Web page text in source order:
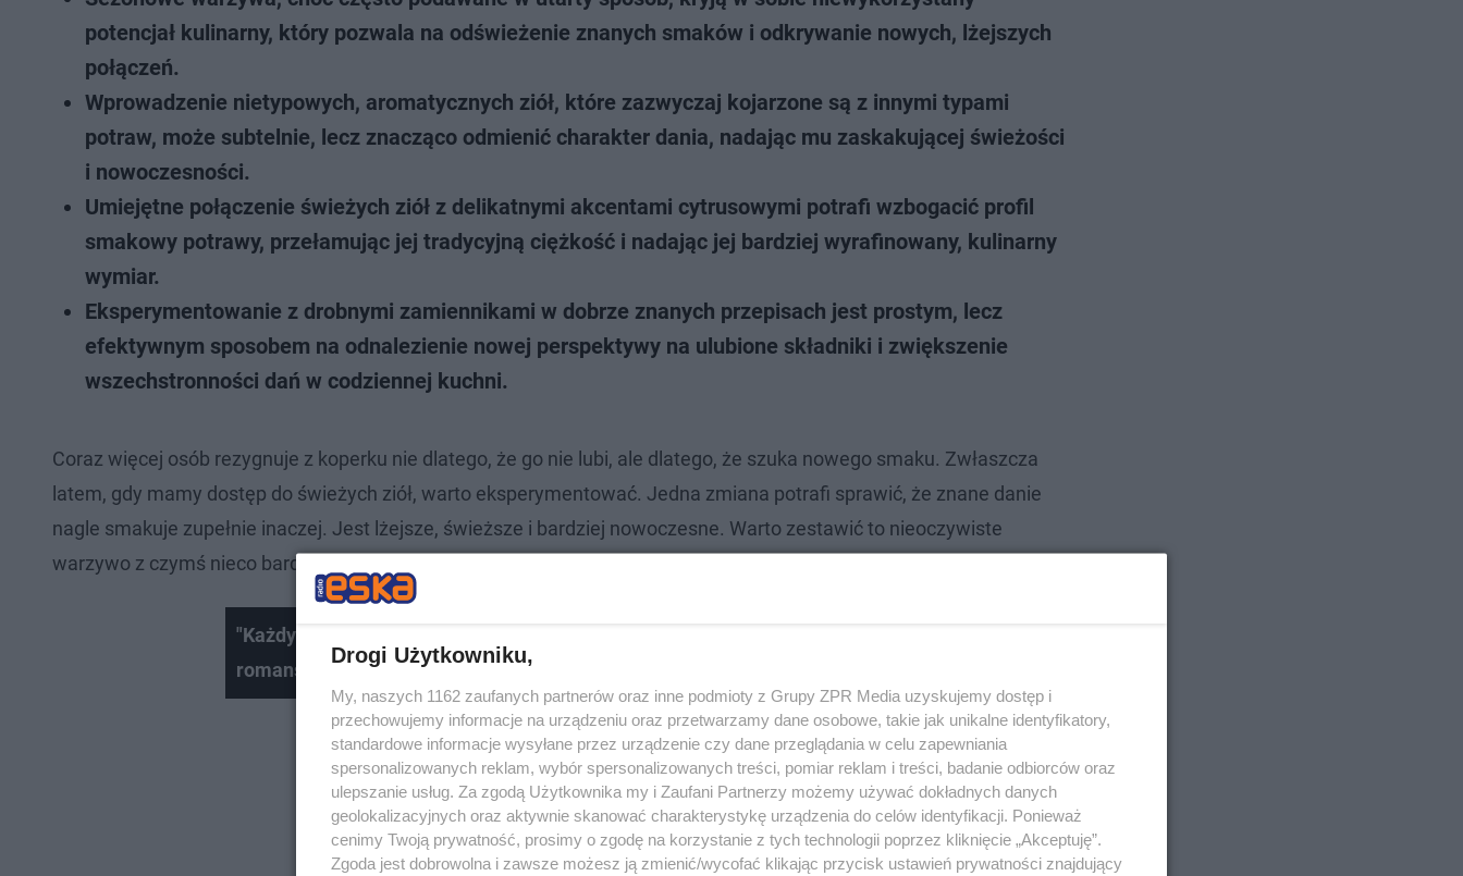
potencjał kulinarny, który pozwala na odświeżenie znanych smaków i odkrywanie nowych, lżejszych
połączeń.
Wprowadzenie nietypowych, aromatycznych ziół, które zazwyczaj kojarzone są z innymi typami
potraw, może subtelnie, lecz znacząco odmienić charakter dania, nadając mu zaskakującej świeżości
i nowoczesności.
Umiejętne połączenie świeżych ziół z delikatnymi akcentami cytrusowymi potrafi wzbogacić profil
smakowy potrawy, przełamując jej tradycyjną ciężkość i nadając jej bardziej wyrafinowany, kulinarny
wymiar.
Eksperymentowanie z drobnymi zamiennikami w dobrze znanych przepisach jest prostym, lecz
efektywnym sposobem na odnalezienie nowej perspektywy na ulubione składniki i zwiększenie
wszechstronności dań w codziennej kuchni.
Coraz więcej osób rezygnuje z koperku nie dlatego, że go nie lubi, ale dlatego, że szuka nowego smaku. Zwłaszcza
latem, gdy mamy dostęp do świeżych ziół, warto eksperymentować. Jedna zmiana potrafi sprawić, że znane danie
nagle smakuje zupełnie inaczej. Jest lżejsze, świeższe i bardziej nowoczesne. Warto zestawić to nieoczywiste
warzywo z czymś nieco bardziej oryginalnym. Gwarantujemy - smak zostanie zapamiętany na długo.
"Każdy kolejny rok". Twórczynie o POLSKICH PIEROGACH i 2. sezonie
romansu Prime Video | Wywiad ESKA
Drogi Użytkowniku,
My, naszych 1162 zaufanych partnerów oraz inne podmioty z Grupy ZPR Media uzyskujemy dostęp i
przechowujemy informacje na urządzeniu oraz przetwarzamy dane osobowe, takie jak unikalne identyfikatory,
standardowe informacje wysyłane przez urządzenie czy dane przeglądania w celu zapewniania
spersonalizowanych reklam, wybór spersonalizowanych treści, pomiar reklam i treści, badanie odbiorców oraz
ulepszanie usług. Za zgodą Użytkownika my i Zaufani Partnerzy możemy używać dokładnych danych
geolokalizacyjnych oraz aktywnie skanować charakterystykę urządzenia do celów identyfikacji. Ponieważ
cenimy Twoją prywatność, prosimy o zgodę na korzystanie z tych technologii poprzez kliknięcie „Akceptuję”.
Zgoda jest dobrowolna i zawsze możesz ją zmienić/wycofać klikając przycisk ustawień prywatności znajdujący